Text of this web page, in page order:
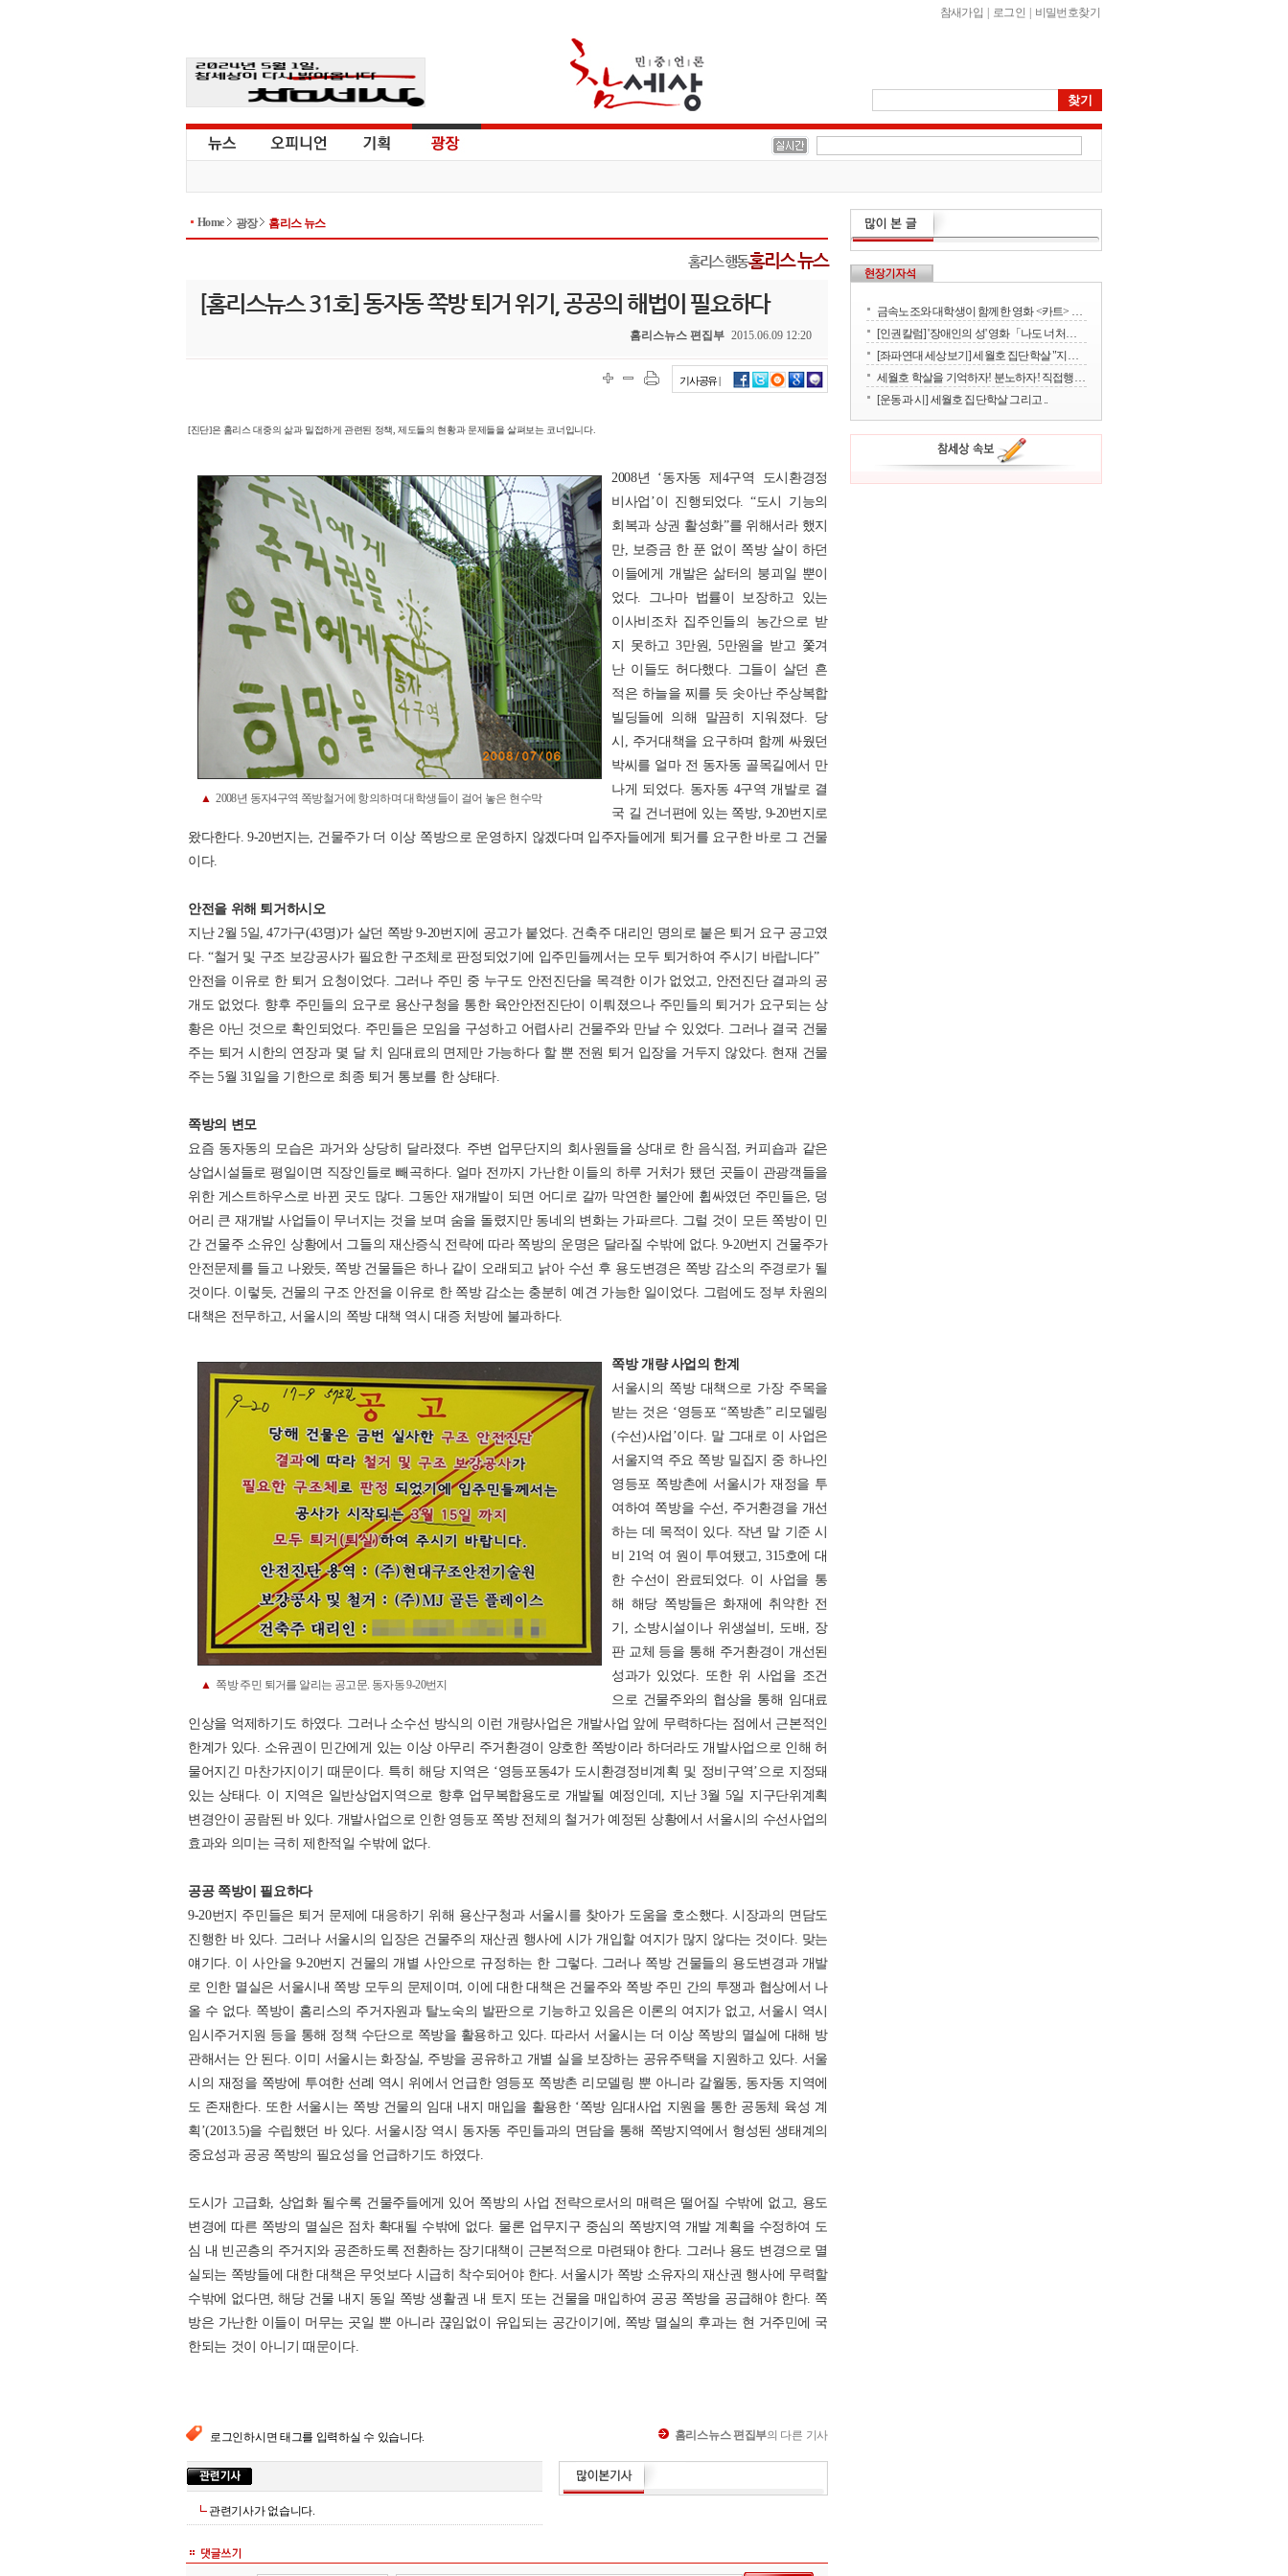
참새가입 로그인 비밀번호찾기
Home 광장 홈리스 뉴스
홈리스 행동홈리스 뉴스
[홈리스뉴스 31호] 동자동 쪽방 퇴거 위기, 공공의 해법이 필요하다
홈리스뉴스 편집부 2015.06.09 12:20
기사공유 |
[진단]은 홈리스 대중의 삶과 밀접하게 관련된 정책, 제도들의 현황과 문제들을 살펴보는 코너입니다.
▲ 2008년 동자4구역 쪽방철거에 항의하며 대학생들이 걸어 놓은 현수막
2008년 ‘동자동 제4구역 도시환경정
비사업’이 진행되었다. “도시 기능의
회복과 상권 활성화”를 위해서라 했지
만, 보증금 한 푼 없이 쪽방 살이 하던
이들에게 개발은 삶터의 붕괴일 뿐이
었다. 그나마 법률이 보장하고 있는
이사비조차 집주인들의 농간으로 받
지 못하고 3만원, 5만원을 받고 쫓겨
난 이들도 허다했다. 그들이 살던 흔
적은 하늘을 찌를 듯 솟아난 주상복합
빌딩들에 의해 말끔히 지워졌다. 당
시, 주거대책을 요구하며 함께 싸웠던
박씨를 얼마 전 동자동 골목길에서 만
나게 되었다. 동자동 4구역 개발로 결
국 길 건너편에 있는 쪽방, 9-20번지로
왔다한다. 9-20번지는, 건물주가 더 이상 쪽방으로 운영하지 않겠다며 입주자들에게 퇴거를 요구한 바로 그 건물
이다.
안전을 위해 퇴거하시오
지난 2월 5일, 47가구(43명)가 살던 쪽방 9-20번지에 공고가 붙었다. 건축주 대리인 명의로 붙은 퇴거 요구 공고였
다. “철거 및 구조 보강공사가 필요한 구조체로 판정되었기에 입주민들께서는 모두 퇴거하여 주시기 바랍니다”
안전을 이유로 한 퇴거 요청이었다. 그러나 주민 중 누구도 안전진단을 목격한 이가 없었고, 안전진단 결과의 공
개도 없었다. 향후 주민들의 요구로 용산구청을 통한 육안안전진단이 이뤄졌으나 주민들의 퇴거가 요구되는 상
황은 아닌 것으로 확인되었다. 주민들은 모임을 구성하고 어렵사리 건물주와 만날 수 있었다. 그러나 결국 건물
주는 퇴거 시한의 연장과 몇 달 치 임대료의 면제만 가능하다 할 뿐 전원 퇴거 입장을 거두지 않았다. 현재 건물
주는 5월 31일을 기한으로 최종 퇴거 통보를 한 상태다.
쪽방의 변모
요즘 동자동의 모습은 과거와 상당히 달라졌다. 주변 업무단지의 회사원들을 상대로 한 음식점, 커피숍과 같은
상업시설들로 평일이면 직장인들로 빼곡하다. 얼마 전까지 가난한 이들의 하루 거처가 됐던 곳들이 관광객들을
위한 게스트하우스로 바뀐 곳도 많다. 그동안 재개발이 되면 어디로 갈까 막연한 불안에 휩싸였던 주민들은, 덩
어리 큰 재개발 사업들이 무너지는 것을 보며 숨을 돌렸지만 동네의 변화는 가파르다. 그럴 것이 모든 쪽방이 민
간 건물주 소유인 상황에서 그들의 재산증식 전략에 따라 쪽방의 운명은 달라질 수밖에 없다. 9-20번지 건물주가
안전문제를 들고 나왔듯, 쪽방 건물들은 하나 같이 오래되고 낡아 수선 후 용도변경은 쪽방 감소의 주경로가 될
것이다. 이렇듯, 건물의 구조 안전을 이유로 한 쪽방 감소는 충분히 예견 가능한 일이었다. 그럼에도 정부 차원의
대책은 전무하고, 서울시의 쪽방 대책 역시 대증 처방에 불과하다.
▲ 쪽방 주민 퇴거를 알리는 공고문. 동자동 9-20번지
쪽방 개량 사업의 한계
서울시의 쪽방 대책으로 가장 주목을
받는 것은 ‘영등포 “쪽방촌” 리모델링
(수선)사업’이다. 말 그대로 이 사업은
서울지역 주요 쪽방 밀집지 중 하나인
영등포 쪽방촌에 서울시가 재정을 투
여하여 쪽방을 수선, 주거환경을 개선
하는 데 목적이 있다. 작년 말 기준 시
비 21억 여 원이 투여됐고, 315호에 대
한 수선이 완료되었다. 이 사업을 통
해 해당 쪽방들은 화재에 취약한 전
기, 소방시설이나 위생설비, 도배, 장
판 교체 등을 통해 주거환경이 개선된
성과가 있었다. 또한 위 사업을 조건
으로 건물주와의 협상을 통해 임대료
인상을 억제하기도 하였다. 그러나 소수선 방식의 이런 개량사업은 개발사업 앞에 무력하다는 점에서 근본적인
한계가 있다. 소유권이 민간에게 있는 이상 아무리 주거환경이 양호한 쪽방이라 하더라도 개발사업으로 인해 허
물어지긴 마찬가지이기 때문이다. 특히 해당 지역은 ‘영등포동4가 도시환경정비계획 및 정비구역’으로 지정돼
있는 상태다. 이 지역은 일반상업지역으로 향후 업무복합용도로 개발될 예정인데, 지난 3월 5일 지구단위계획
변경안이 공람된 바 있다. 개발사업으로 인한 영등포 쪽방 전체의 철거가 예정된 상황에서 서울시의 수선사업의
효과와 의미는 극히 제한적일 수밖에 없다.
공공 쪽방이 필요하다
9-20번지 주민들은 퇴거 문제에 대응하기 위해 용산구청과 서울시를 찾아가 도움을 호소했다. 시장과의 면담도
진행한 바 있다. 그러나 서울시의 입장은 건물주의 재산권 행사에 시가 개입할 여지가 많지 않다는 것이다. 맞는
얘기다. 이 사안을 9-20번지 건물의 개별 사안으로 규정하는 한 그렇다. 그러나 쪽방 건물들의 용도변경과 개발
로 인한 멸실은 서울시내 쪽방 모두의 문제이며, 이에 대한 대책은 건물주와 쪽방 주민 간의 투쟁과 협상에서 나
올 수 없다. 쪽방이 홈리스의 주거자원과 탈노숙의 발판으로 기능하고 있음은 이론의 여지가 없고, 서울시 역시
임시주거지원 등을 통해 정책 수단으로 쪽방을 활용하고 있다. 따라서 서울시는 더 이상 쪽방의 멸실에 대해 방
관해서는 안 된다. 이미 서울시는 화장실, 주방을 공유하고 개별 실을 보장하는 공유주택을 지원하고 있다. 서울
시의 재정을 쪽방에 투여한 선례 역시 위에서 언급한 영등포 쪽방촌 리모델링 뿐 아니라 갈월동, 동자동 지역에
도 존재한다. 또한 서울시는 쪽방 건물의 임대 내지 매입을 활용한 ‘쪽방 임대사업 지원을 통한 공동체 육성 계
획’(2013.5)을 수립했던 바 있다. 서울시장 역시 동자동 주민들과의 면담을 통해 쪽방지역에서 형성된 생태계의
중요성과 공공 쪽방의 필요성을 언급하기도 하였다.
도시가 고급화, 상업화 될수록 건물주들에게 있어 쪽방의 사업 전략으로서의 매력은 떨어질 수밖에 없고, 용도
변경에 따른 쪽방의 멸실은 점차 확대될 수밖에 없다. 물론 업무지구 중심의 쪽방지역 개발 계획을 수정하여 도
심 내 빈곤층의 주거지와 공존하도록 전환하는 장기대책이 근본적으로 마련돼야 한다. 그러나 용도 변경으로 멸
실되는 쪽방들에 대한 대책은 무엇보다 시급히 착수되어야 한다. 서울시가 쪽방 소유자의 재산권 행사에 무력할
수밖에 없다면, 해당 건물 내지 동일 쪽방 생활권 내 토지 또는 건물을 매입하여 공공 쪽방을 공급해야 한다. 쪽
방은 가난한 이들이 머무는 곳일 뿐 아니라 끊임없이 유입되는 공간이기에, 쪽방 멸실의 후과는 현 거주민에 국
한되는 것이 아니기 때문이다.
로그인하시면 태그를 입력하실 수 있습니다. 홈리스뉴스 편집부의 다른 기사
관련기사가 없습니다.
금속노조와 대학생이 함께한 영화 <카트> 상영회
[인권칼럼] '장애인의 성' 영화「나도 너처럼」에서 배운다
[좌파연대 세상보기] 세월호 집단학살 "지금 뭐하세요?" - 류재운 그림
세월호 학살을 기억하자! 분노하자! 직접행동으로 세상을 바꾸자!
[운동과 시] 세월호 집단학살 그리고 ..